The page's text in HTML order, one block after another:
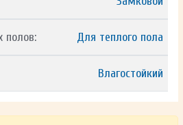
полов: Для теплого пола
Влагостойкий